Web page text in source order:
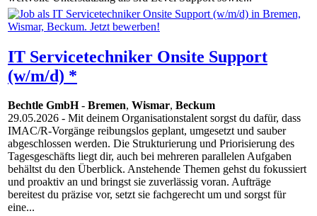
IT Servicetechniker Onsite Support
(w/m/d) *
Bechtle GmbH- Bremen, Wismar, Beckum
29.05.2026 - Mit deinem Organisationstalent sorgst du dafür, dass
IMAC/R-Vorgänge reibungslos geplant, umgesetzt und sauber
abgeschlossen werden. Die Strukturierung und Priorisierung des
Tagesgeschäfts liegt dir, auch bei mehreren parallelen Aufgaben
behältst du den Überblick. Anstehende Themen gehst du fokussiert
und proaktiv an und bringst sie zuverlässig voran. Aufträge
bereitest du präzise vor, setzt sie fachgerecht um und sorgst für
eine...